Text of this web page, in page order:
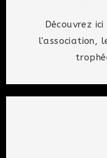
Découvrez
l'association,